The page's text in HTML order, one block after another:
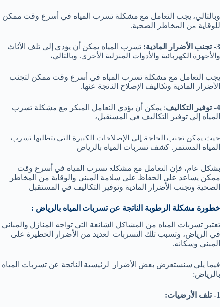
وبالتالي، يجب التعامل مع مشكلة تسرب المياه في أسرع وقت ممكن
للوقاية من المخاطر الصحية.
3- تجنب الأضرار المادية:
تسرب المياه يمكن أن يؤدي إلى تلف الأثاث
والأجهزة الكهربائية والأدوات المنزلية الأخرى. وبالتالي،
يجب التعامل مع مشكلة تسرب المياه في أسرع وقت ممكن لتجنب
الأضرار المادية وتكاليف الإصلاح الناتجة عنها.
4- توفير التكاليف:
يمكن أن يؤدي التعامل المبكر مع مشكلة تسرب
المياه إلى توفير التكاليف في المستقبل،
حيث يمكن تجنب الحاجة إلى الإصلاحات الكبيرة التي يتطلبها تسرب
المياه المستمر. كشف تسربات المياه بالرياض
بشكل عام، فإن التعامل مع مشكلة تسرب المياه في أسرع وقت
ممكن يساعد على الحفاظ على سلامة المبنى والوقاية من المخاطر
الصحية وتجنب الأضرار المادية وتوفير التكاليف في المستقبل.
خطورة مشكلة الرطوبة الناتجة عن تسربات المياه بالرياض :
تعتبر تسربات المياه من المشاكل الشائعة التي تواجه المنازل والمباني
في الرياض، وتسبب تلك التسربات العديد من الأضرار الخطيرة على
المبنى وسكانه.
فيما يلي سنستعرض بعض الأضرار الرئيسية الناتجة عن تسربات المياه
بالرياض:
1- تلف الأرضيات: